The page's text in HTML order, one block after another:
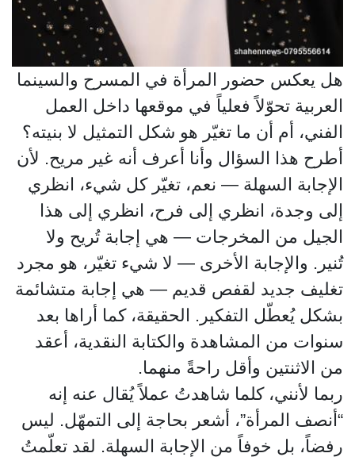
هل يعكس حضور المرأة في المسرح والسينما
العربية تحوّلاً فعلياً في موقعها داخل العمل
الفني، أم أن ما تغيّر هو شكل التمثيل لا بنيته؟
أطرح هذا السؤال وأنا أعرف أنه غير مريح. لأن
الإجابة السهلة — نعم، تغيّر كل شيء، انظري
إلى وجدة، انظري إلى فرح، انظري إلى هذا
الجيل من المخرجات — هي إجابة تُريح ولا
تُنير. والإجابة الأخرى — لا شيء تغيّر، هو مجرد
تغليف جديد لقفص قديم — هي إجابة متشائمة
بشكل يُعطّل التفكير. الحقيقة، كما أراها بعد
سنوات من المشاهدة والكتابة النقدية، أعقد
من الاثنتين وأقل راحةً منهما.
ربما لأنني، كلما شاهدتُ عملاً يُقال عنه إنه
“أنصف المرأة”، أشعر بحاجة إلى التمهّل. ليس
رفضاً، بل خوفاً من الإجابة السهلة. لقد تعلّمتُ